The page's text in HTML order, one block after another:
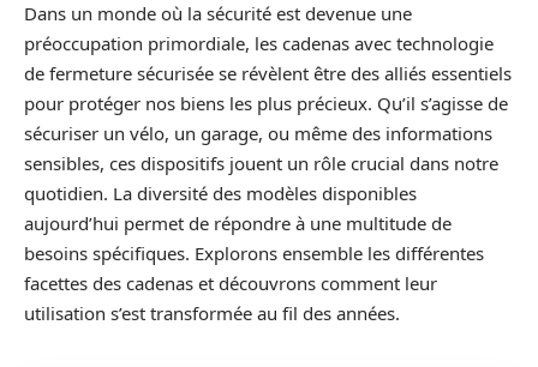
Dans un monde où la sécurité est devenue une
préoccupation primordiale, les cadenas avec technologie
de fermeture sécurisée se révèlent être des alliés essentiels
pour protéger nos biens les plus précieux. Qu’il s’agisse de
sécuriser un vélo, un garage, ou même des informations
sensibles, ces dispositifs jouent un rôle crucial dans notre
quotidien. La diversité des modèles disponibles
aujourd’hui permet de répondre à une multitude de
besoins spécifiques. Explorons ensemble les différentes
facettes des cadenas et découvrons comment leur
utilisation s’est transformée au fil des années.